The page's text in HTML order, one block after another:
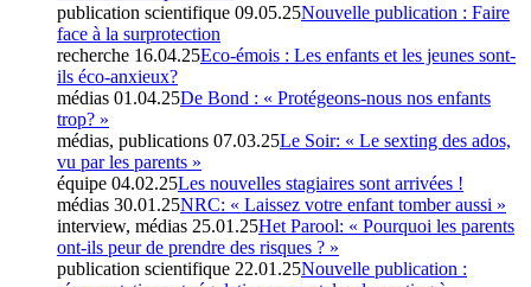
publication scientifique 09.05.25Nouvelle publication : Faire
face à la surprotection
recherche 16.04.25Eco-émois : Les enfants et les jeunes sont-
ils éco-anxieux?
médias 01.04.25De Bond : « Protégeons-nous nos enfants
trop? »
médias, publications 07.03.25Le Soir: « Le sexting des ados,
vu par les parents »
équipe 04.02.25Les nouvelles stagiaires sont arrivées !
médias 30.01.25NRC: « Laissez votre enfant tomber aussi »
interview, médias 25.01.25Het Parool: « Pourquoi les parents
ont-ils peur de prendre des risques ? »
publication scientifique 22.01.25Nouvelle publication :